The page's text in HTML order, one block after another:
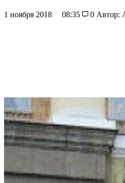
1 ноября 2018 08:35 0 Автор: